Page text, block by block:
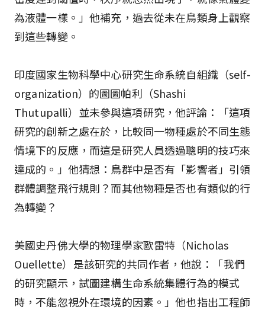
為液體一樣。」他補充，過去從未在鳥類身上觀察
到這些轉變。
印度國家生物科學中心研究生命系統自組織（self-
organization）的圖圖帕利（Shashi
Thutupalli）並未參與這項研究，他評論：「這項
研究的創新之處在於，比較同一物種處於不同生態
情境下的反應，而這是研究人員透過聰明的技巧來
達成的。」他猜想：鳥群中是否有「影響者」引領
群體調整飛行規則？而其他物種是否也有類似的行
為轉變？
美國史丹佛大學的物理學家歐雷特（Nicholas
Ouellette）是該研究的共同作者，他說：「我們
的研究顯示，試圖建構生命系統集體行為的模式
時，不能忽視外在環境的因素。」他也指出工程師